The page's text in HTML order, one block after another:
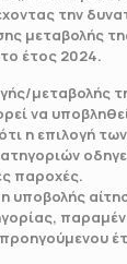
την
μεταβολής
έτος 2024.
μεταβολής
να
η επιλογή
παροχές.
υποβολής